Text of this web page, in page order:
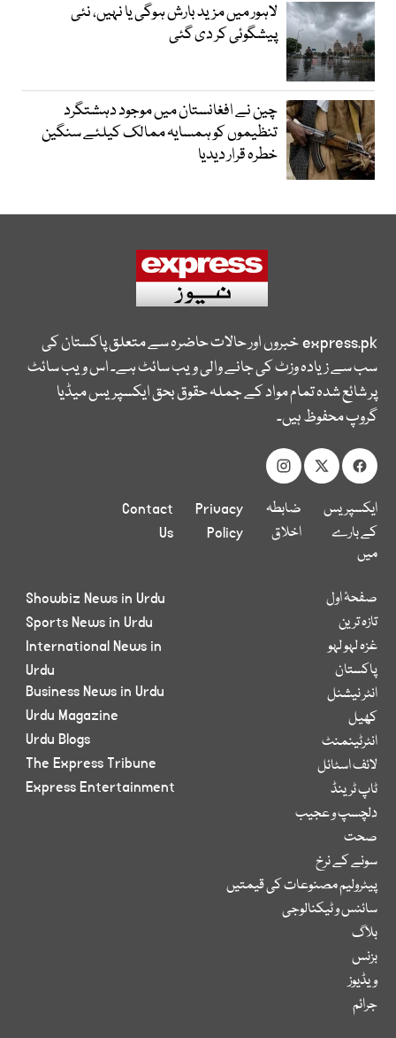
لاہور میں مزید بارش ہوگی یا نہیں، نئی
پیشگوئی کر دی گئی
چین نے افغانستان میں موجود دہشتگرد
تنظیموں کو ہمسایہ ممالک کیلئے سنگین
خطرہ قرار دیدیا
express.pkخبروں اور حالات حاضرہ سے متعلق پاکستان کی
سب سے زیادہ وزٹ کی جانے والی ویب سائٹ ہے۔ اس ویب سائٹ
پر شائع شدہ تمام مواد کے جملہ حقوق بحق ایکسپریس میڈیا
گروپ محفوظ ہیں۔
ایکسپریس
کے بارے
میں
ضابطہ
اخلاق
Privacy
Policy
Contact
Us
صفحۂ اول
تازہ ترین
غزہ لہو لہو
پاکستان
انٹر نیشنل
کھیل
انٹرٹینمنٹ
لائف اسٹائل
ٹاپ ٹرینڈ
دلچسپ و عجیب
صحت
سونے کے نرخ
پیٹرولیم مصنوعات کی قیمتیں
سائنس و ٹیکنالوجی
بلاگ
بزنس
ویڈیوز
جرائم
Showbiz News in Urdu
Sports News in Urdu
International News in
Urdu
Business News in Urdu
Urdu Magazine
Urdu Blogs
The Express Tribune
Express Entertainment